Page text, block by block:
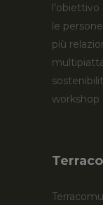
le
più
workshop